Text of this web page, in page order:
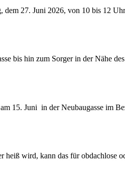
dem 27. Juni 2026, von 10 bis 12
bis hin zum Sorger in der Nähe
15. Juni in der Neubaugasse im
wird, kann das für